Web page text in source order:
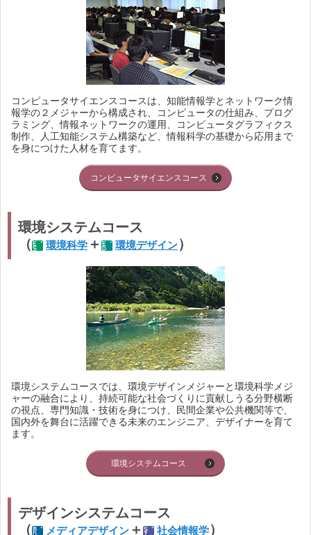
コンピュータサイエンスコースは、知能情報学とネットワーク情
報学の２メジャーから構成され、コンピュータの仕組み、プログ
ラミング、情報ネットワークの運用、コンピュータグラフィクス
制作、人工知能システム構築など、情報科学の基礎から応用まで
を身につけた人材を育てます。
コンピュータサイエンスコース
環境システムコース
（
環境科学 ＋ 環境デザイン）
環境システムコースでは、環境デザインメジャーと環境科学メジ
ャーの融合により、持続可能な社会づくりに貢献しうる分野横断
の視点、専門知識・技術を身につけ、民間企業や公共機関等で、
国内外を舞台に活躍できる未来のエンジニア、デザイナーを育て
ます。
環境システムコース
デザインシステムコース
（
メディアデザイン ＋ 社会情報学）